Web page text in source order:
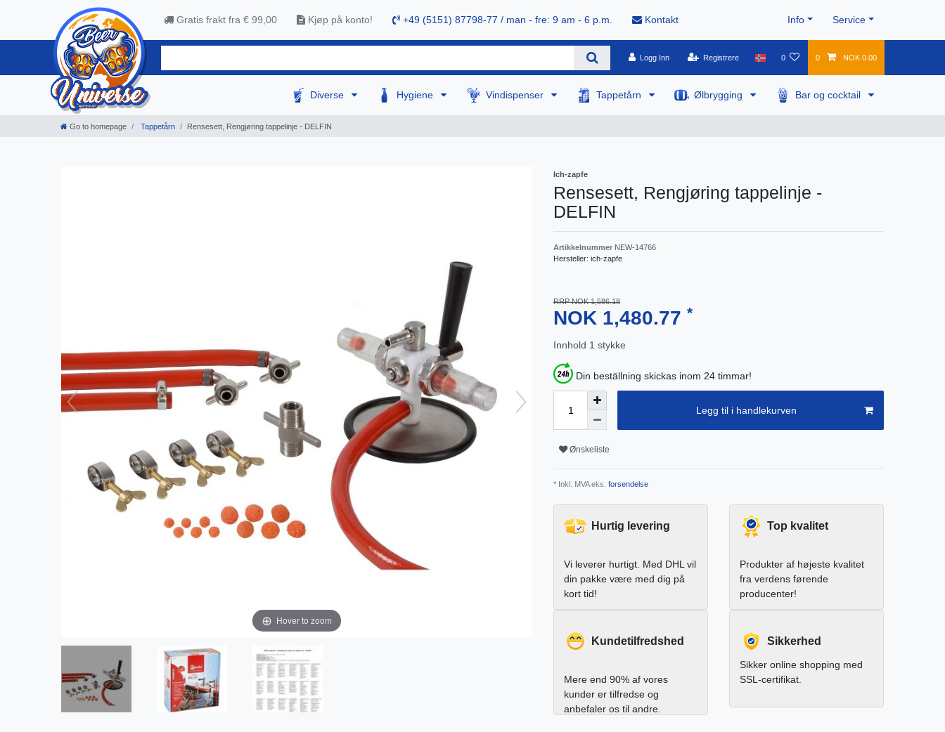
Gratis frakt fra € 99,00 Kjøp på konto! +49 (5151) 87798-77 / man - fre: 9 am - 6 p.m. Kontakt Info Service
Logg Inn Registrere 0 0 NOK 0.00
Diverse Hygiene Vindispenser Tappetårn Ølbrygging Bar og cocktail
Go to homepage Tappetårn Rensesett, Rengjøring tappelinje - DELFIN
Hover to zoom
Ich-zapfe
Rensesett, Rengjøring tappelinje -
DELFIN
Artikkelnummer NEW-14766
Hersteller: ich-zapfe
RRP NOK 1,586.18
NOK 1,480.77 *
Innhold 1 stykke
Din beställning skickas inom 24 timmar!
Legg til i handlekurven
Ønskeliste
* Inkl. MVA eks. forsendelse
Hurtig levering
Vi leverer hurtigt. Med DHL vil
din pakke være med dig på
kort tid!
Top kvalitet
Produkter af højeste kvalitet
fra verdens førende
producenter!
Kundetilfredshed
Mere end 90% af vores
kunder er tilfredse og
anbefaler os til andre.
Sikkerhed
Sikker online shopping med
SSL-certifikat.